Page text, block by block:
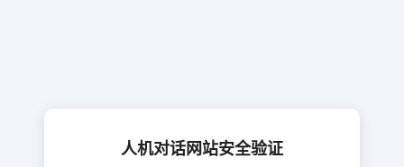
人机对话网站安全验证